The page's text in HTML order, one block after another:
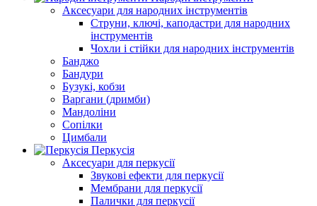
Аксесуари для народних інструментів
Струни, ключі, каподастри для народних
інструментів
Чохли і стійки для народних інструментів
Банджо
Бандури
Бузукі, кобзи
Варгани (дримби)
Мандоліни
Сопілки
Цимбали
Перкусія
Аксесуари для перкусії
Звукові ефекти для перкусії
Мембрани для перкусії
Палички для перкусії